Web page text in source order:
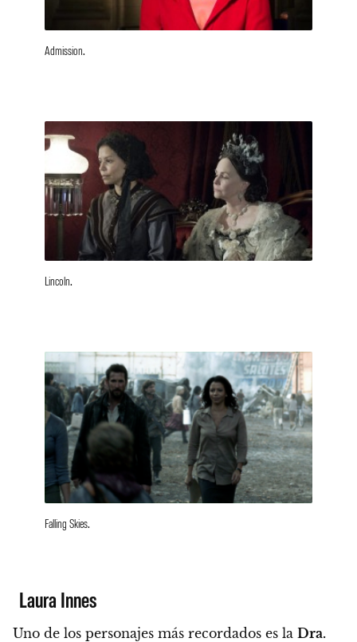
Admission.
Lincoln.
Falling Skies.
Laura Innes
Uno de los personajes más recordados es la Dra.